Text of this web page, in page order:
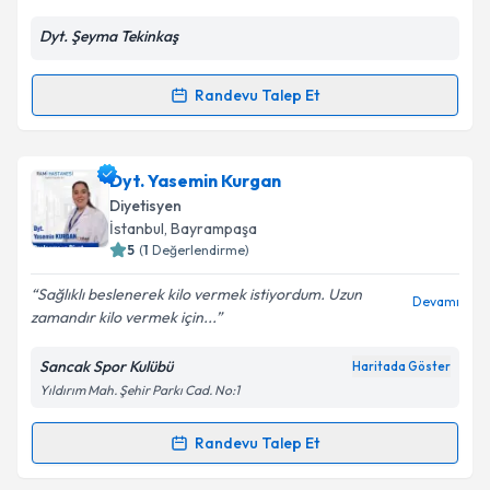
Kişisel verilerimin işlenmesine ilişkinAydınlatma
Takvim Talebini Gönder
Dyt. Şeyma Tekinkaş
Randevu Talep Et
Randevu Takvimi Talebi
Dyt. Şeyma Tekinkaşiçin randevu takvimi talebi
oluşturun. Size bu uzmandan randevu almanız için bir
takvim hazırlandığında e-posta ile bilgilendireceğiz.
Kişisel verilerimin işlenmesine ilişkin
Aydınlatma
Metni'ni okudum ve kişisel verilerimin belirtilen
kapsamda işlenmesini kabul ediyorum.
Dyt. Yasemin Kurgan
Diyetisyen
İstanbul, Bayrampaşa
5 (1 Değerlendirme)
Sağlıklı beslenerek kilo vermek istiyordum. Uzun
zamandır kilo vermek için...
Devamı
Sancak Spor Kulübü Haritada Göster
Yıldırım Mah. Şehir Parkı Cad. No:1
Randevu Talep Et
Randevu Takvimi Talebi